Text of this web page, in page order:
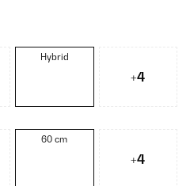
Hybrid
+4
60 cm
+4